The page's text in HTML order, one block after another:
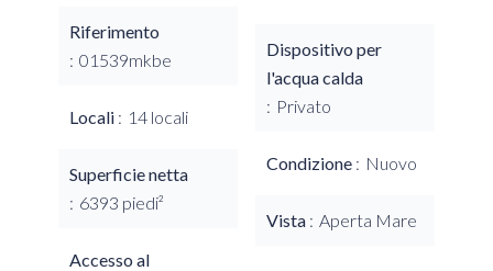
Riferimento
01539mkbe
Locali 14 locali
Superficie netta
6393 piedi²
Accesso al
Dispositivo per
l'acqua calda
Privato
Condizione Nuovo
Vista Aperta Mare